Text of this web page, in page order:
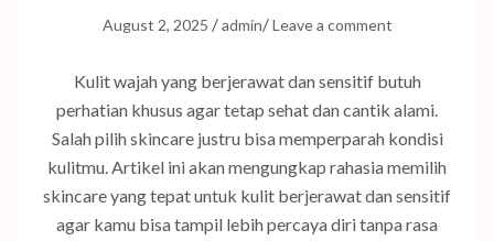
August 2, 2025 /admin/Leave a comment
Kulit wajah yang berjerawat dan sensitif butuh
perhatian khusus agar tetap sehat dan cantik alami.
Salah pilih skincare justru bisa memperparah kondisi
kulitmu. Artikel ini akan mengungkap rahasia memilih
skincare yang tepat untuk kulit berjerawat dan sensitif
agar kamu bisa tampil lebih percaya diri tanpa rasa